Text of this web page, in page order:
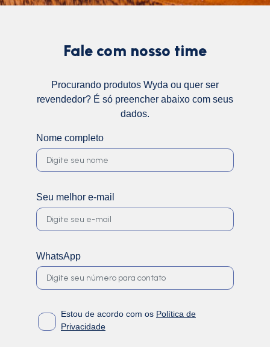
Fale com nosso time
Procurando produtos Wyda ou quer ser
revendedor? É só preencher abaixo com seus
dados.
Nome completo
Seu melhor e-mail
WhatsApp
Estou de acordo com os Política de
Privacidade